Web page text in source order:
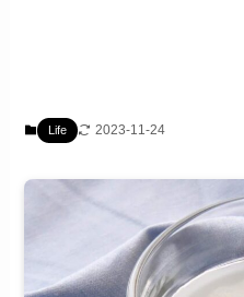
Life 2023-11-24